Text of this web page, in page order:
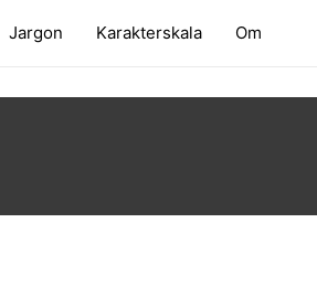
Jargon Karakterskala Om